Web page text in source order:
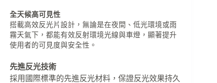
全天候高可見性
搭載高效反光片設計，無論是在夜間、低光環境或雨
霧天氣下，都能有效反射環境光線與車燈，顯著提升
使用者的可見度與安全性。
先進反光技術
採用國際標準的先進反光材料，保證反光效果持久